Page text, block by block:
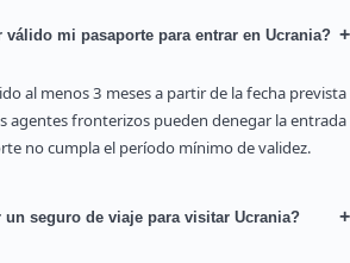
válido mi pasaporte para entrar en Ucrania? +
al menos 3 meses a partir de la fecha prevista
agentes fronterizos pueden denegar la entrada
no cumpla el período mínimo de validez.
seguro de viaje para visitar Ucrania? +